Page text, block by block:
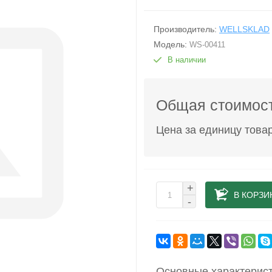
Производитель: WELLSKLAD
Модель: WS-00411
В наличии
Общая
Цена за единицу
+
-
В